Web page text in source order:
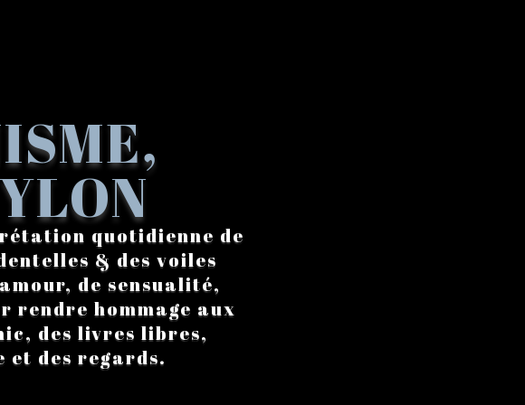
quotidienne de
& des voiles
de sensualité,
rendre hommage aux
des livres libres,
et des regards.